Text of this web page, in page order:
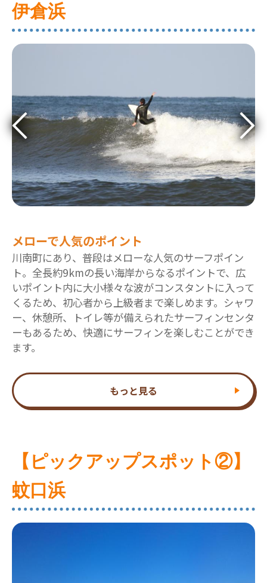
伊倉浜
メローで人気のポイント
川南町にあり、普段はメローな人気のサーフポイン
ト。全長約9kmの長い海岸からなるポイントで、広
いポイント内に大小様々な波がコンスタントに入って
くるため、初心者から上級者まで楽しめます。シャワ
ー、休憩所、トイレ等が備えられたサーフィンセンタ
ーもあるため、快適にサーフィンを楽しむことができ
ます。
もっと見る
【ピックアップスポット②】
蚊口浜